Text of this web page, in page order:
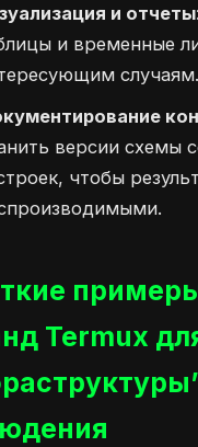
и отчеты
и временные
случаям.
версии схемы
чтобы
Termux